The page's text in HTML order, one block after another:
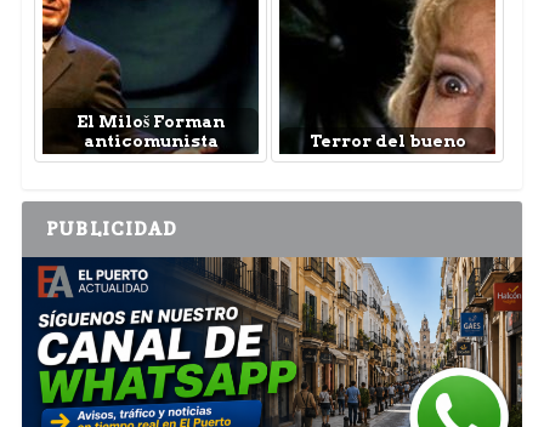
El Miloš Forman
anticomunista
Terror del bueno
PUBLICIDAD